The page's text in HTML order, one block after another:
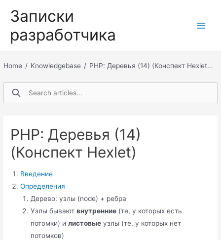
содержимому
Записки
разработчика
Home / Knowledgebase / PHP: Деревья (14) (Конспект Hexlet…
PHP: Деревья (14)
(Конспект Hexlet)
Введение
Определения
Дерево: узлы (node) + ребра
Узлы бывают внутренние(те, у которых есть
потомки) и листовыеузлы (те, у которых нет
потомков)